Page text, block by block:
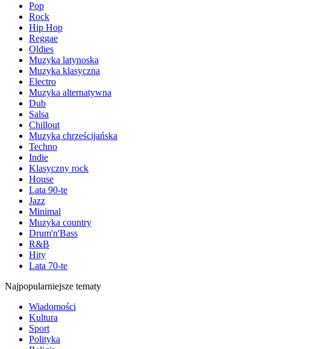
Pop
Rock
Hip Hop
Reggae
Oldies
Muzyka latynoska
Muzyka klasyczna
Electro
Muzyka alternatywna
Dub
Salsa
Chillout
Muzyka chrześcijańska
Techno
Indie
Klasyczny rock
House
Lata 90-te
Jazz
Minimal
Muzyka country
Drum'n'Bass
R&B
Hity
Lata 70-te
Najpopularniejsze tematy
Wiadomości
Kultura
Sport
Polityka